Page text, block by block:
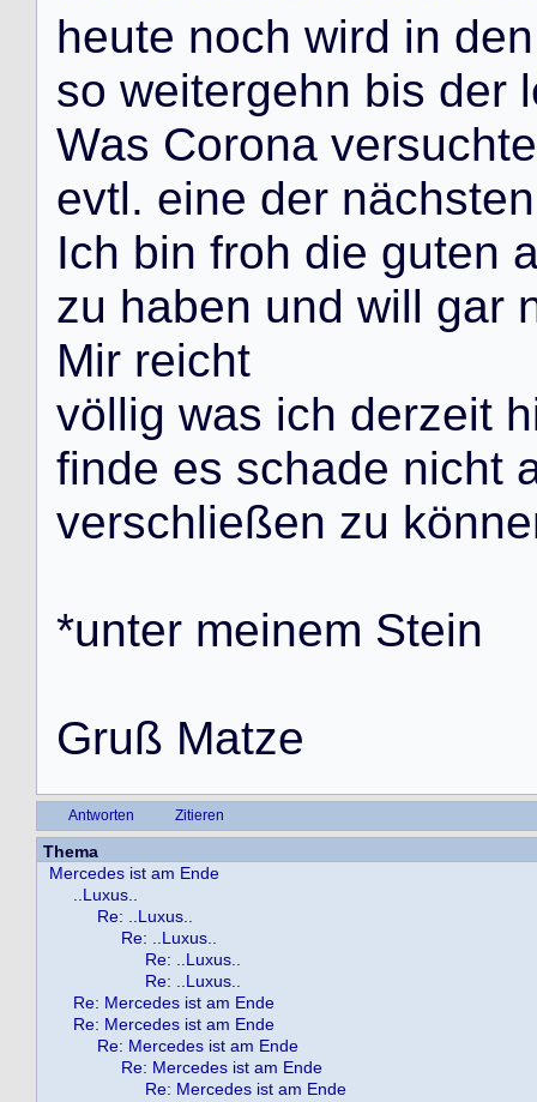
heute noch wird in den
so weitergehn bis der l
Was Corona versuchte
evtl. eine der nächsten
Ich bin froh die guten
zu haben und will gar
Mir reicht
völlig was ich derzeit h
finde es schade nicht
verschließen zu könne
*unter meinem Stein
Gruß Matze
Antworten Zitieren
Thema
Mercedes ist am Ende
..Luxus..
Re: ..Luxus..
Re: ..Luxus..
Re: ..Luxus..
Re: ..Luxus..
Re: Mercedes ist am Ende
Re: Mercedes ist am Ende
Re: Mercedes ist am Ende
Re: Mercedes ist am Ende
Re: Mercedes ist am Ende